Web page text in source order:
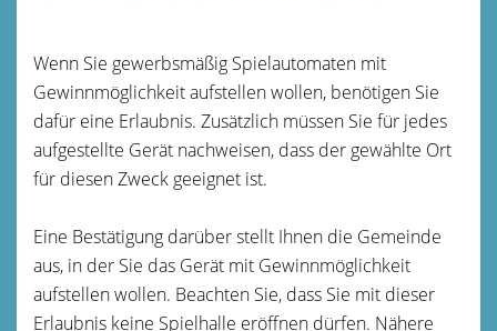
Wenn Sie gewerbsmäßig Spielautomaten mit
Gewinnmöglichkeit aufstellen wollen, benötigen Sie
dafür eine Erlaubnis. Zusätzlich müssen Sie für jedes
aufgestellte Gerät nachweisen, dass der gewählte Ort
für diesen Zweck geeignet ist.
Eine Bestätigung darüber stellt Ihnen die Gemeinde
aus, in der Sie das Gerät mit Gewinnmöglichkeit
aufstellen wollen. Beachten Sie, dass Sie mit dieser
Erlaubnis keine Spielhalle eröffnen dürfen. Nähere